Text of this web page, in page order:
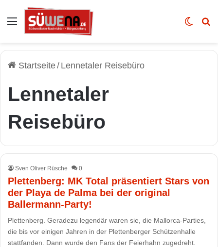
Auswahl Skin
Startseite/ Lennetaler Reisebüro
Lennetaler
Reisebüro
Sven Oliver Rüsche 0
Plettenberg: MK Total präsentiert Stars von
der Playa de Palma bei der original
Ballermann-Party!
Plettenberg. Geradezu legendär waren sie, die Mallorca-Parties,
die bis vor einigen Jahren in der Plettenberger Schützenhalle
stattfanden. Dann wurde den Fans der Feierhahn zugedreht.